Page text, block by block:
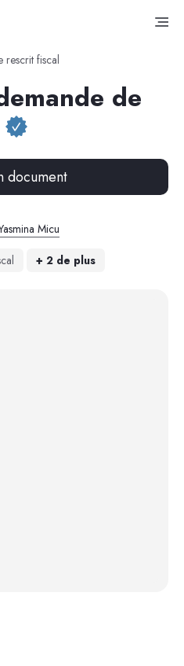
rescrit fiscal
de
document
Micu
+ 2 de plus